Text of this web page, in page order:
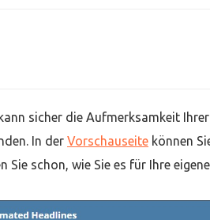
sicher die Aufmerksamkeit
In der Vorschauseite können
Sie schon, wie Sie es für Ihre